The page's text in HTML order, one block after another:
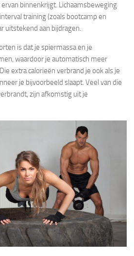
binnenkrijgt. Lichaamsbeweging
training (zoals bootcamp en
uitstekend aan bijdragen.
is dat je spiermassa en je
waardoor je automatisch meer
extra calorieën verbrand je ook als je
je bijvoorbeeld slaapt. Veel van die
zijn afkomstig uit je